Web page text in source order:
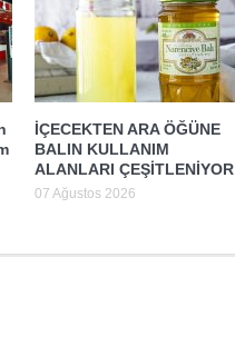
İÇECEKTEN ARA ÖĞÜNE
BALIN KULLANIM
ALANLARI ÇEŞİTLENİYOR
07 Ağustos 2026